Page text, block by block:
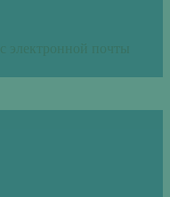
электронной почты